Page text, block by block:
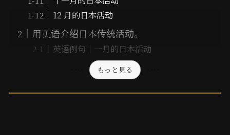
12 月的日本活动
用英语介绍日本传统活动。
英语例句｜一月的日本活动
もっと見る